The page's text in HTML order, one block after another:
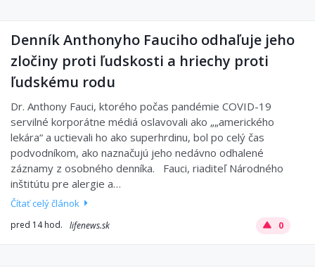
Denník Anthonyho Fauciho odhaľuje jeho
zločiny proti ľudskosti a hriechy proti
ľudskému rodu
Dr. Anthony Fauci, ktorého počas pandémie COVID-19
servilné korporátne médiá oslavovali ako „„amerického
lekára“ a uctievali ho ako superhrdinu, bol po celý čas
podvodníkom, ako naznačujú jeho nedávno odhalené
záznamy z osobného denníka. Fauci, riaditeľ Národného
inštitútu pre alergie a…
Čítať celý článok
pred 14 hod. lifenews.sk 0